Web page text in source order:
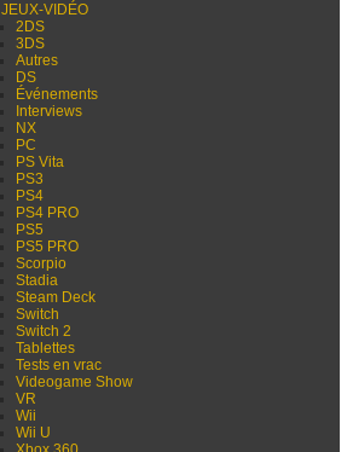
JEUX-VIDÉO
2DS
3DS
Autres
DS
Événements
Interviews
NX
PC
PS Vita
PS3
PS4
PS4 PRO
PS5
PS5 PRO
Scorpio
Stadia
Steam Deck
Switch
Switch 2
Tablettes
Tests en vrac
Videogame Show
VR
Wii
Wii U